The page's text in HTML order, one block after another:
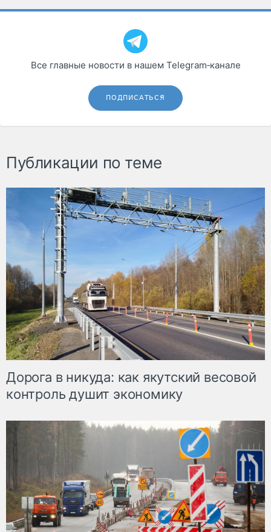
Все главные новости в нашем Telegram‑канале
ПОДПИСАТЬСЯ
Публикации по теме
Дорога в никуда: как якутский весовой
контроль душит экономику